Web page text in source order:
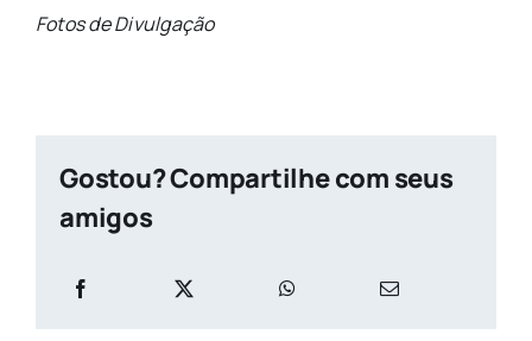
Fotos de Divulgação
Gostou? Compartilhe com seus
amigos